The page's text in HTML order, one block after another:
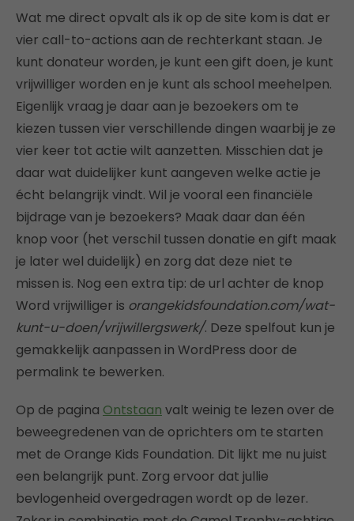
Wat me direct opvalt als ik op de site kom is dat er
vier call-to-actions aan de rechterkant staan. Je
kunt donateur worden, je kunt een gift doen, je kunt
vrijwilliger worden en je kunt als school meehelpen.
Eigenlijk vraag je daar aan je bezoekers om te
kiezen tussen vier verschillende dingen waarbij je ze
vier keer tot actie wilt aanzetten. Misschien dat je
daar wat duidelijker kunt aangeven welke actie je
écht belangrijk vindt. Wil je vooral een financiële
bijdrage van je bezoekers? Maak daar dan één
knop voor (het verschil tussen donatie en gift maak
je later wel duidelijk) en zorg dat deze niet te
missen is. Nog een extra tip: de url achter de knop
Word vrijwilliger is orangekidsfoundation.com/wat-
kunt-u-doen/vrijwillergswerk/. Deze spelfout kun je
gemakkelijk aanpassen in WordPress door de
permalink te bewerken.
Op de pagina Ontstaan valt weinig te lezen over de
beweegredenen van de oprichters om te starten
met de Orange Kids Foundation. Dit lijkt me nu juist
een belangrijk punt. Zorg ervoor dat jullie
bevlogenheid overgedragen wordt op de lezer.